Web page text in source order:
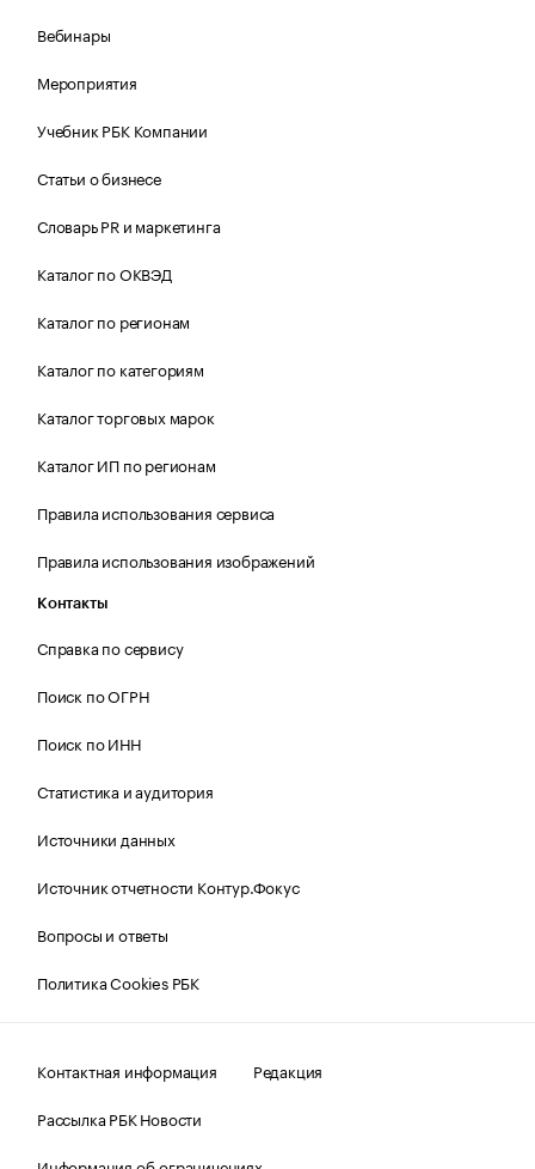
Вебинары
Мероприятия
Учебник РБК Компании
Статьи о бизнесе
Словарь PR и маркетинга
Каталог по ОКВЭД
Каталог по регионам
Каталог по категориям
Каталог торговых марок
Каталог ИП по регионам
Правила использования сервиса
Правила использования изображений
Контакты
Справка по сервису
Поиск по ОГРН
Поиск по ИНН
Статистика и аудитория
Источники данных
Источник отчетности Контур.Фокус
Вопросы и ответы
Политика Cookies РБК
Контактная информация
Редакция
Рассылка РБК Новости